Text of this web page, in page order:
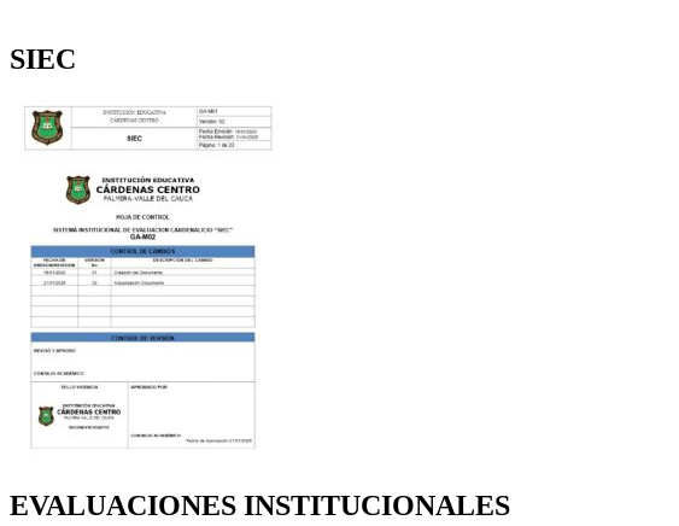
SIEC
EVALUACIONES INSTITUCIONALES